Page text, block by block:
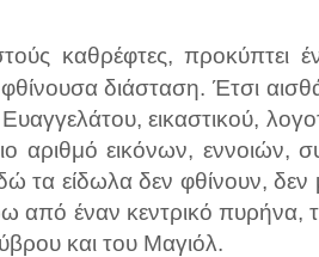
καθρέφτες,
διάσταση. Έτσι
εικαστικού,
αριθμό εικόνων, εννοιών,
είδωλα δεν φθίνουν, δεν
από έναν κεντρικό πυρήνα,
και του Μαγιόλ.